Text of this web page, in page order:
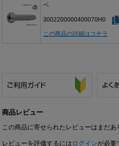
ベ
3002200000400070H0
この商品の詳細はコチラ
商品レビュー
この商品に寄せられたレビューはまだあ
レビューを評価するには ログインが必要